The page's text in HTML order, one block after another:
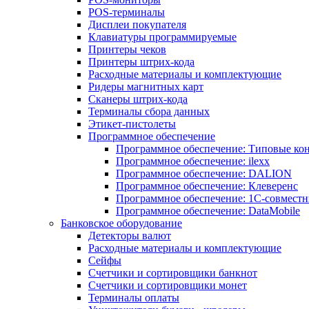
POS-терминалы
Дисплеи покупателя
Клавиатуры программируемые
Принтеры чеков
Принтеры штрих-кода
Расходные материалы и комплектующие
Ридеры магнитных карт
Сканеры штрих-кода
Терминалы сбора данных
Этикет-пистолеты
Программное обеспечение
Программное обеспечение: Типовые
Программное обеспечение: ilexx
Программное обеспечение: DALION
Программное обеспечение: Клеверенс
Программное обеспечение: 1С-
Программное обеспечение: DataMobile
Банковское оборудование
Детекторы валют
Расходные материалы и комплектующие
Сейфы
Счетчики и сортировщики банкнот
Счетчики и сортировщики монет
Терминалы оплаты